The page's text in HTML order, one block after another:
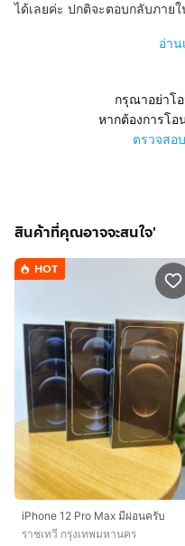
ได้เลยค่ะ ปกติจะตอบกลับภาย
อ่าน
กรุณาอย่าโ
หากต้องการโอ
ตรวจสอ
สินค้าที่คุณอาจจะสนใจ'
HOT
iPhone 12 Pro Max มีผ่อนครับ
ราชเทวี กรุงเทพมหานคร